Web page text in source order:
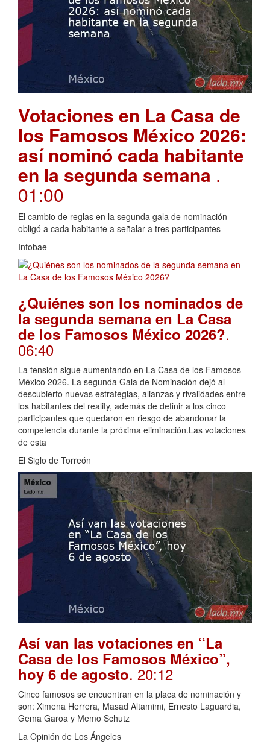
Votaciones en La Casa de
los Famosos México 2026:
así nominó cada habitante
en la segunda semana .
01:00
El cambio de reglas en la segunda gala de nominación
obligó a cada habitante a señalar a tres participantes
Infobae
¿Quiénes son los nominados de
la segunda semana en La Casa
de los Famosos México 2026?.
06:40
La tensión sigue aumentando en La Casa de los Famosos
México 2026. La segunda Gala de Nominación dejó al
descubierto nuevas estrategias, alianzas y rivalidades entre
los habitantes del reality, además de definir a los cinco
participantes que quedaron en riesgo de abandonar la
competencia durante la próxima eliminación.Las votaciones
de esta
El Siglo de Torreón
Así van las votaciones en “La
Casa de los Famosos México”,
hoy 6 de agosto. 20:12
Cinco famosos se encuentran en la placa de nominación y
son: Ximena Herrera, Masad Altamimi, Ernesto Laguardia,
Gema Garoa y Memo Schutz
La Opinión de Los Ángeles